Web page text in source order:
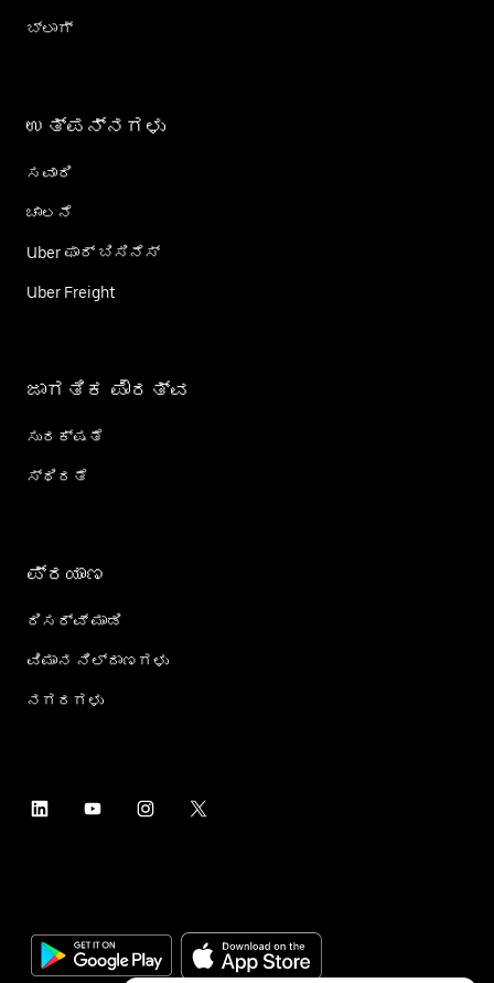
ಬ್ಲಾಗ್
ಉತ್ಪನ್ನಗಳು
ಸವಾರಿ
ಚಾಲನೆ
Uber ಫಾರ್ ಬಿಸಿನೆಸ್
Uber Freight
ಜಾಗತಿಕ ಪೌರತ್ವ
ಸುರಕ್ಷತೆ
ಸ್ಥಿರತೆ
ಪ್ರಯಾಣ
ರಿಸರ್ವ್ ಮಾಡಿ
ವಿಮಾನ ನಿಲ್ದಾಣಗಳು
ನಗರಗಳು